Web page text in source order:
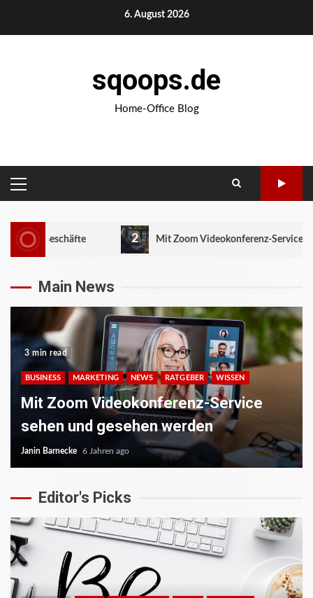
content
6. August 2026
sqoops.de
Home-Office Blog
PRIMARY
MENU
2 Mit Zoom Videokonferenz-Service sehen und
Editor's Picks
Main News
3 min read
BUSINESS MARKETING NEWS RATGEBER WISSEN
Mit Zoom Videokonferenz-Service
sehen und gesehen werden
Janin Barnecke 6 Jahren ago